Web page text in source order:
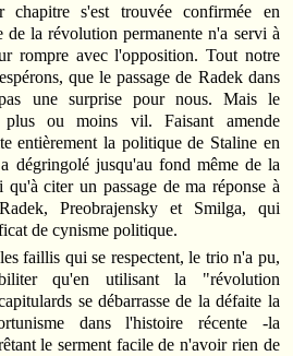
chapitre s'est trouvée confirmée en
la révolution permanente n'a servi à
rompre avec l'opposition. Tout notre
que le passage de Radek dans
une surprise pour nous. Mais le
plus ou moins vil. Faisant amende
entièrement la politique de Staline en
dégringolé jusqu'au fond même de la
citer un passage de ma réponse à
Preobrajensky et Smilga, qui
de cynisme politique.
faillis qui se respectent, le trio n'a pu,
qu'en utilisant la "révolution
se débarrasse de la défaite la
dans l'histoire récente -la
le serment facile de n'avoir rien de